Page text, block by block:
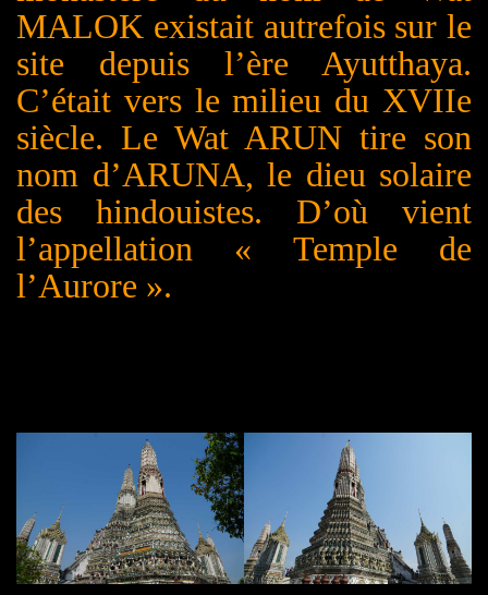
MALOK existait autrefois sur le
site depuis l’ère Ayutthaya.
C’était vers le milieu du XVIIe
siècle. Le Wat ARUN tire son
nom d’ARUNA, le dieu solaire
des hindouistes. D’où vient
l’appellation « Temple de
l’Aurore ».